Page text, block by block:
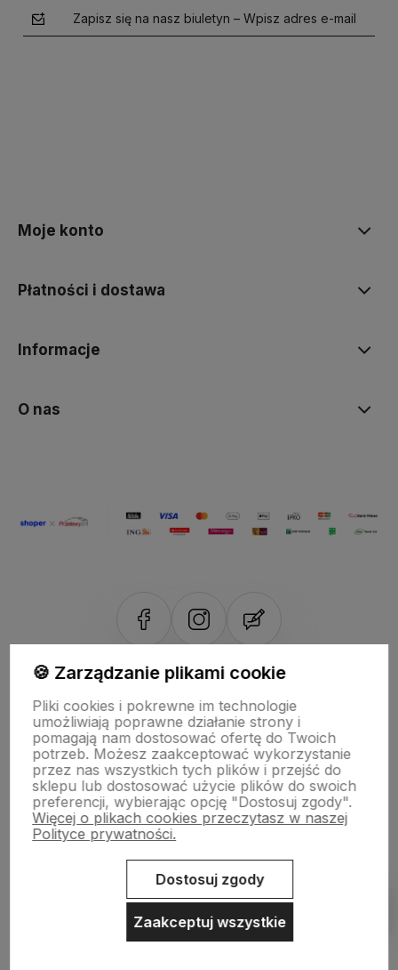
Zapisz się na nasz biuletyn – Wpisz adres e-mail
Moje konto
Płatności i dostawa
Informacje
O nas
NASZE ODZNAKI
wyróżnienia są przyznawane przez
🍪 Zarządzanie plikami cookie
Pliki cookies i pokrewne im technologie
umożliwiają poprawne działanie strony i
pomagają nam dostosować ofertę do Twoich
potrzeb. Możesz zaakceptować wykorzystanie
przez nas wszystkich tych plików i przejść do
sklepu lub dostosować użycie plików do swoich
preferencji, wybierając opcję "Dostosuj zgody".
Więcej o plikach cookies przeczytasz w naszej
Polityce prywatności.
Dostosuj zgody
Zaakceptuj wszystkie